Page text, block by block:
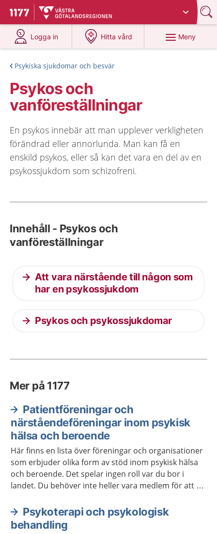
Till startsidan för 1177
Du har valt region
Logga in
på 1177.se
Hitta vård
på 1177.se
Meny
Psykiska sjukdomar och besvär
Psykos och
vanföreställningar
En psykos innebär att man upplever verkligheten
förändrad eller annorlunda. Man kan få en
enskild psykos, eller så kan det vara en del av en
psykossjukdom som schizofreni.
Innehåll - Psykos och
vanföreställningar
Att vara närstående till någon som
har en psykossjukdom
Psykos och psykossjukdomar
Mer på 1177
Patientföreningar och
närståendeföreningar inom psykisk
hälsa och beroende
Här finns en lista över föreningar och organisationer
som erbjuder olika form av stöd inom psykisk hälsa
och beroende. Det spelar ingen roll var du bor i
landet. Du behöver inte heller vara medlem för att ta
Psykoterapi och psykologisk
behandling